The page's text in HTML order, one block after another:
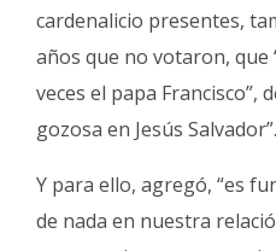
cardenalicio presentes,
años que no votaron, que
veces el papa Francisco”,
gozosa en Jesús Salvador”.
Y para ello, agregó, “es
de nada en nuestra